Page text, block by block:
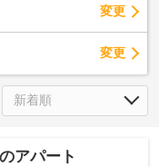
変更
変更
アパート